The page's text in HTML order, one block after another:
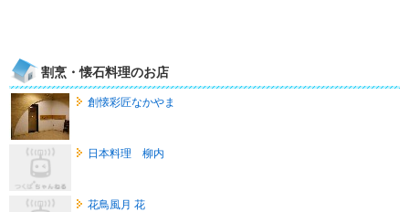
割烹・懐石料理のお店
創懐彩匠なかやま
日本料理 柳内
花鳥風月 花